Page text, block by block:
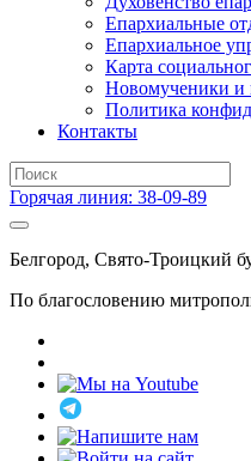
Епархиальные
Епархиальное
Карта
Новомученики и
Политика
Контакты
Горячая линия: 38-09-89
Белгород, Свято-Троицкий
По благословению